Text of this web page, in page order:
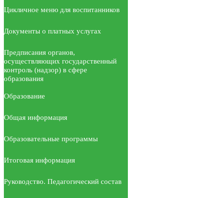
Цикличное меню для воспитанников
Документы о платных услугах
Предписания органов,
осуществляющих государственный
контроль (надзор) в сфере
образования
Образование
Общая информация
Образовательные программы
Итоговая информация
Руководство. Педагогический состав